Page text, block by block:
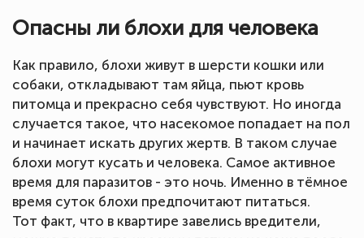
Опасны ли блохи для человека
Как правило, блохи живут в шерсти кошки или
собаки, откладывают там яйца, пьют кровь
питомца и прекрасно себя чувствуют. Но иногда
случается такое, что насекомое попадает на пол
и начинает искать других жертв. В таком случае
блохи могут кусать и человека. Самое активное
время для паразитов - это ночь. Именно в тёмное
время суток блохи предпочитают питаться.
Тот факт, что в квартире завелись вредители,